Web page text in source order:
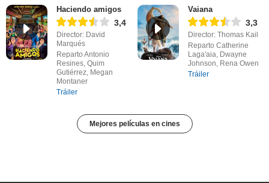
Haciendo amigos
3,4
Director: David
Marqués
Reparto Antonio
Resines, Quim
Gutiérrez, Megan
Montaner
Tráiler
Vaiana
3,3
Director: Thomas Kail
Reparto Catherine
Laga'aia, Dwayne
Johnson, Rena Owen
Tráiler
Mejores películas en cines